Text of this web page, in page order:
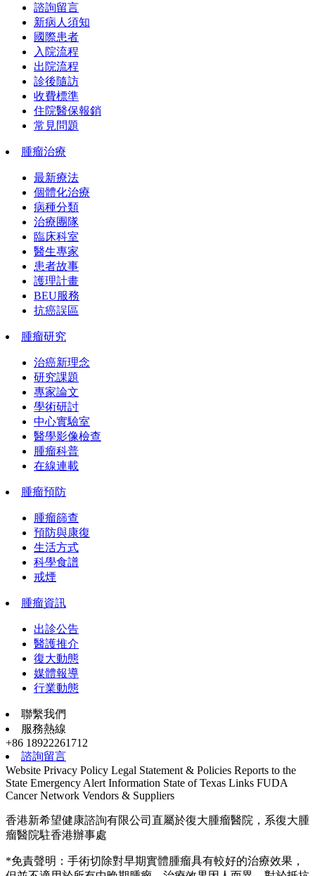
諮詢留言
新病人須知
國際患者
入院流程
出院流程
診後隨訪
收費標準
住院醫保報銷
常見問題
腫瘤治療
最新療法
個體化治療
病種分類
治療團隊
臨床科室
醫生專家
患者故事
護理計畫
BEU服務
抗癌誤區
腫瘤研究
治癌新理念
研究課題
專家論文
學術研討
中心實驗室
醫學影像檢查
腫瘤科普
在線連載
腫瘤預防
腫瘤篩查
預防與康復
生活方式
科學食譜
戒煙
腫瘤資訊
出診公告
醫護推介
復大動態
媒體報導
行業動態
聯繫我們
服務熱線
+86 18922261712
諮詢留言
Website Privacy Policy Legal Statement & Policies Reports to the
State Emergency Alert Information State of Texas Links FUDA
Cancer Network Vendors & Suppliers
香港新希望健康諮詢有限公司直屬於復大腫瘤醫院，系復大腫
瘤醫院駐香港辦事處
*免責聲明：手術切除對早期實體腫瘤具有較好的治療效果，